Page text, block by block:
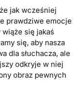
jak wcześniej
prawdziwe emocje
się jakaś
się, aby nasza
dla słuchacza, ale
odkryje w niej
obraz pewnych